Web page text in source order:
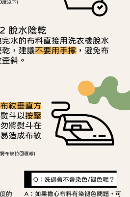
，將依據個別帳號之用戶狀況，依本公司即
仍有額度不足之情形，本公司將視審查結果
用他人資訊註冊。若發現惡意使用之情形，
止該用戶之使用額度並採取法律行動。